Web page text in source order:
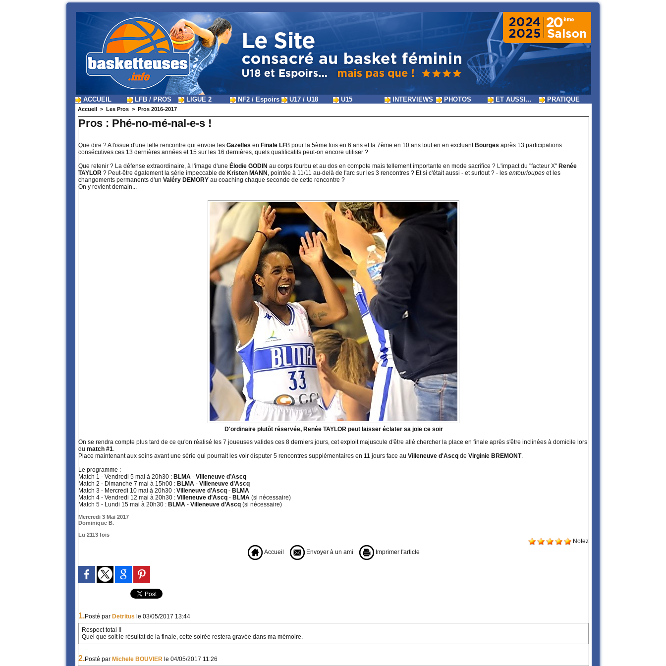
ACCUEIL LFB / PROS LIGUE 2 NF2 / Espoirs U17 / U18 U15 INTERVIEWS PHOTOS ET AUSSI... PRATIQUE
Accueil > Les Pros > Pros 2016-2017
Pros : Phé-no-mé-nal-e-s !
Que dire ? A l'issue d'une telle rencontre qui envoie les Gazelles en Finale LFB pour la 5ème fois en 6 ans et la 7ème en 10 ans tout en en excluant Bourges après 13 participations
consécutives ces 13 dernières années et 15 sur les 16 dernières, quels qualificatifs peut-on encore utiliser ?
Que retenir ? La défense extraordinaire, à l'image d'une Élodie GODIN au corps fourbu et au dos en compote mais tellement importante en mode sacrifice ? L'impact du "facteur X" Renée
TAYLOR ? Peut-être également la série impeccable de Kristen MANN , pointée à 11/11 au-delà de l'arc sur les 3 rencontres ? Et si c'était aussi - et surtout ? - les entourloupes et les
changements permanents d'un Valéry DEMORY au coaching chaque seconde de cette rencontre ?
On y revient demain...
D'ordinaire plutôt réservée, Renée TAYLOR peut laisser éclater sa joie ce soir
On se rendra compte plus tard de ce qu'on réalisé les 7 joueuses valides ces 8 derniers jours, cet exploit majuscule d'être allé chercher la place en finale après s'être inclinées à domicile lors
du match #1.
Place maintenant aux soins avant une série qui pourrait les voir disputer 5 rencontres supplémentaires en 11 jours face au Villeneuve d'Ascq de Virginie BREMONT.
Le programme :
Match 1 - Vendredi 5 mai à 20h30 : BLMA - Villeneuve d’Ascq
Match 2 - Dimanche 7 mai à 15h00 : BLMA - Villeneuve d’Ascq
Match 3 - Mercredi 10 mai à 20h30 : Villeneuve d’Ascq - BLMA
Match 4 - Vendredi 12 mai à 20h30 : Villeneuve d’Ascq - BLMA (si nécessaire)
Match 5 - Lundi 15 mai à 20h30 : BLMA - Villeneuve d’Ascq (si nécessaire)
Mercredi 3 Mai 2017
Dominique B.
Lu 2113 fois
Notez
Accueil
Envoyer à un ami Imprimer l'article
1.Posté par Detritus le 03/05/2017 13:44
Respect total !!
Quel que soit le résultat de la finale, cette soirée restera gravée dans ma mémoire.
2.Posté par Michele BOUVIER le 04/05/2017 11:26